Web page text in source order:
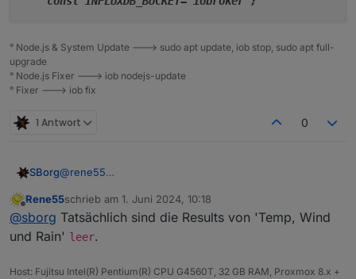
° Node.js & System Update ---> sudo apt update, iob stop, sudo apt full-
upgrade
° Node.js Fixer ---> iob nodejs-update
° Fixer ---> iob fix
1 Antwort 0
SBorg@rene55
kommt, sondern nur wenn bei der Abfrage selbst ein
Problem auftritt. Das Problem hatte genau in der Art ein
anderer User vor einiger Zeit, da kam auch keine
Ist nur komisch warum bei euch beiden (ev. melden sich
ja auch noch weitere) und bspw. bei mir läuft es.
Offline
Rene55schrieb am 1. Juni 2024, 10:18
zuletzt editiert von
@sborg Tatsächlich sind die Results von 'Temp, Wind
und Rain' leer.
Host: Fujitsu Intel(R) Pentium(R) CPU G4560T, 32 GB RAM, Proxmox 8.x +